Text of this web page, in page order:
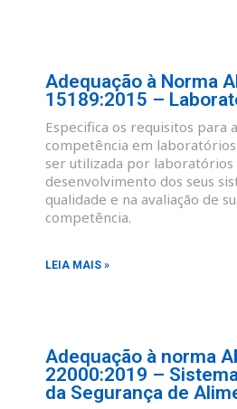
Adequação à Norma
15189:2015 –
Especifica os requisitos para
competência em
ser utilizada por laboratórios
desenvolvimento dos seus
qualidade e na avaliação de
competência.
LEIA MAIS »
Adequação à norma
22000:2019 –
da Segurança de